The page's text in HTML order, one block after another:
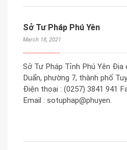
Sở Tư Pháp Phú Yên
March 18, 2021
Sở Tư Pháp Tỉnh Phú Yên
Duẩn, phường 7, thành phố
Điện thoại : (0257) 3841 941
Email : sotuphap@phuyen.